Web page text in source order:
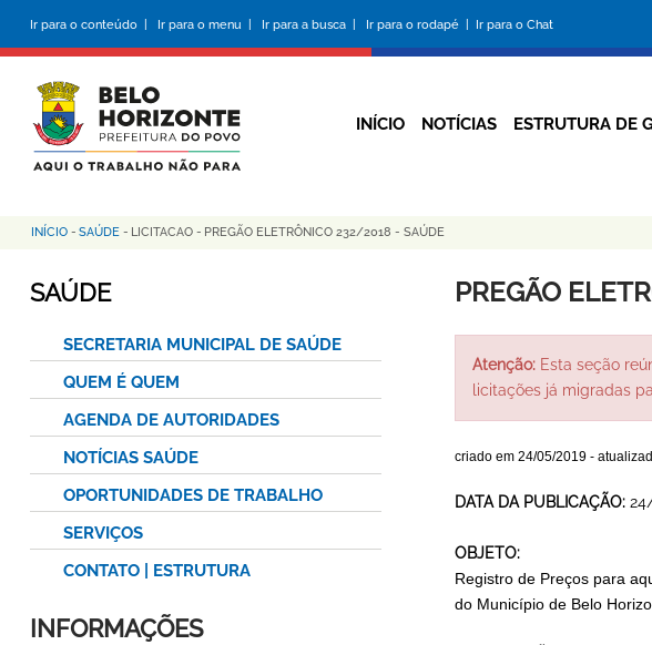
conteúdo
principal
Ir para o conteúdo | Ir para o menu | Ir para a busca | Ir para o rodapé | Ir para o Chat
INÍCIO NOTÍCIAS ESTRUTURA DE
Trilha
de
INÍCIO - SAÚDE - LICITACAO - PREGÃO ELETRÔNICO 232/2018 - SAÚDE
PREGÃO
Atenção:Esta seção
licitações já migradas
criado em 24/05/2019-
DATA DA PUBLICAÇÃO:
OBJETO:
Registro de Preços para
do Município de Belo
SAÚDE
SECRETARIA MUNICIPAL DE SAÚDE
QUEM É QUEM
AGENDA DE AUTORIDADES
NOTÍCIAS SAÚDE
OPORTUNIDADES DE TRABALHO
SERVIÇOS
CONTATO | ESTRUTURA
INFORMAÇÕES